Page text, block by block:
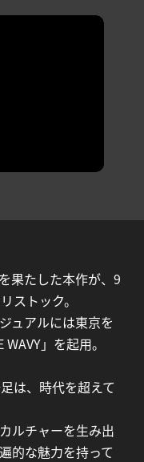
果たした本作が、9
ストック。
ュアルには東京を
」を起用。
は、時代を超えて
ルチャーを生み出
的な魅力を持って